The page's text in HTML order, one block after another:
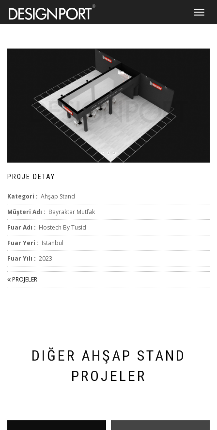
Toggle
PROJE DETAY
Kategori : Ahşap Stand
Müşteri Adı : Bayraktar Mutfak
Fuar Adı : Hostech By Tusid
Fuar Yeri : İstanbul
Fuar Yılı : 2023
PROJELER
DIĞER AHŞAP STAND
PROJELER